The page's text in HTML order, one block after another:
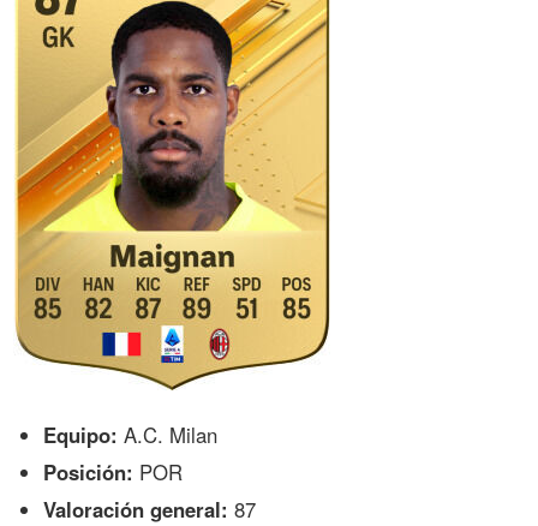
Equipo: A.C. Milan
Posición: POR
Valoración general: 87